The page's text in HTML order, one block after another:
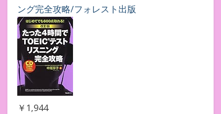
ング完全攻略/フォレスト出版
￥1,944